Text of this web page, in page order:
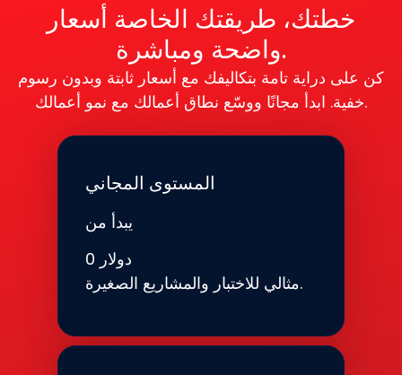
خطتك، طريقتك الخاصة أسعار
واضحة ومباشرة.
كن على دراية تامة بتكاليفك مع أسعار ثابتة وبدون رسوم
خفية. ابدأ مجانًا ووسّع نطاق أعمالك مع نمو أعمالك.
المستوى المجاني
يبدأ من
0 دولار
مثالي للاختبار والمشاريع الصغيرة.